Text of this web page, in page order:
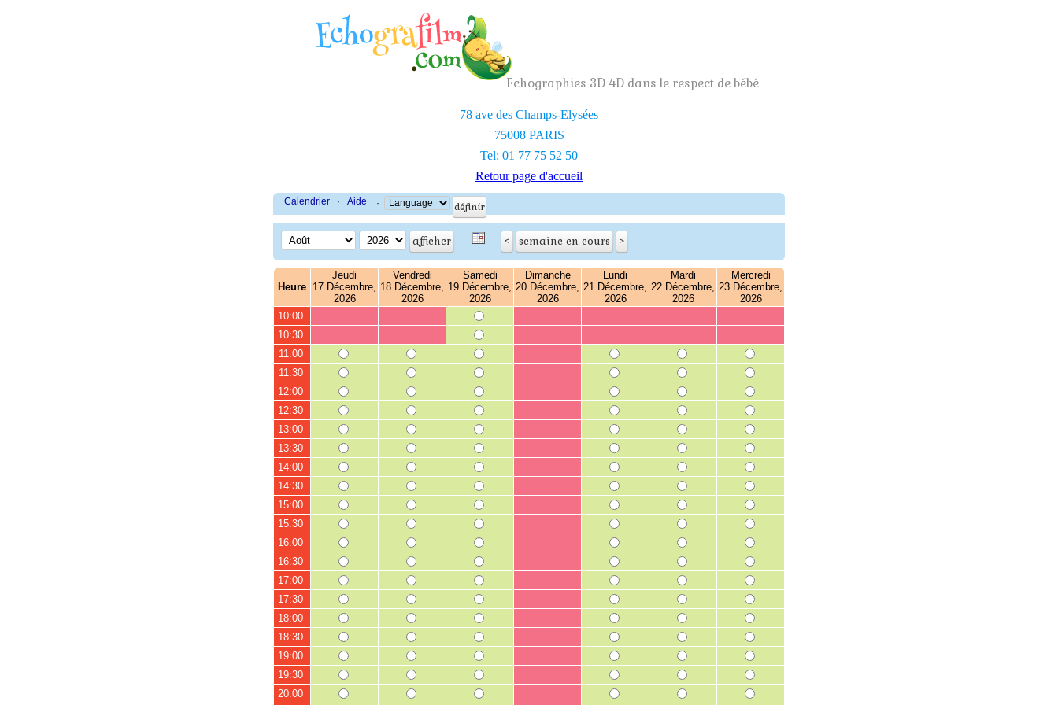
Echographies 3D 4D dans le respect de bébé
78 ave des Champs-Elysées
75008 PARIS
Tel: 01 77 75 52 50
Retour page d'accueil
Calendrier · Aide ·
Heure
Jeudi
17 Décembre,
2026
Vendredi
18 Décembre,
2026
Samedi
19 Décembre,
2026
Dimanche
20 Décembre,
2026
Lundi
21 Décembre,
2026
Mardi
22 Décembre,
2026
Mercredi
23 Décembre,
2026
10:00
10:30
11:00
11:30
12:00
12:30
13:00
13:30
14:00
14:30
15:00
15:30
16:00
16:30
17:00
17:30
18:00
18:30
19:00
19:30
20:00